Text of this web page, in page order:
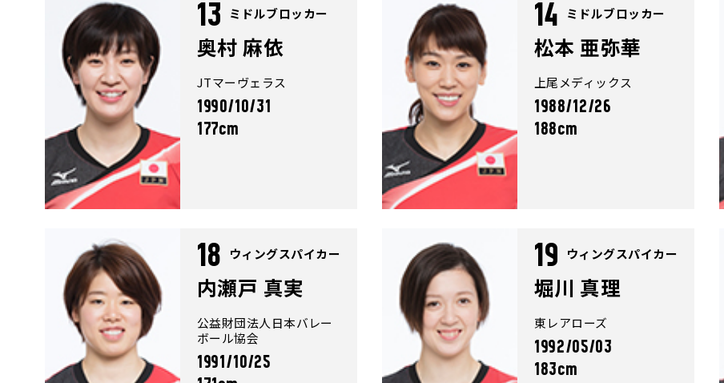
13 ミドルブロッカー
奥村 麻依
JTマーヴェラス
1990/10/31
177cm
14 ミドルブロッカー
松本 亜弥華
上尾メディックス
1988/12/26
188cm
18 ウィングスパイカー
内瀬戸 真実
公益財団法人日本バレー
ボール協会
1991/10/25
19 ウィングスパイカー
堀川 真理
東レアローズ
1992/05/03
183cm